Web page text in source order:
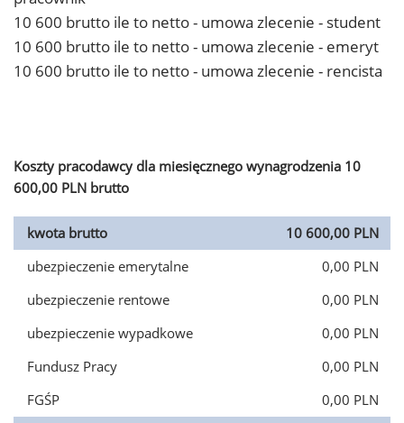
10 600 brutto ile to netto - umowa zlecenie - student
10 600 brutto ile to netto - umowa zlecenie - emeryt
10 600 brutto ile to netto - umowa zlecenie - rencista
Koszty pracodawcy dla miesięcznego wynagrodzenia 10
600,00 PLN brutto
kwota brutto
10 600,00 PLN
ubezpieczenie emerytalne
0,00 PLN
ubezpieczenie rentowe
0,00 PLN
ubezpieczenie wypadkowe
0,00 PLN
Fundusz Pracy
0,00 PLN
FGŚP
0,00 PLN